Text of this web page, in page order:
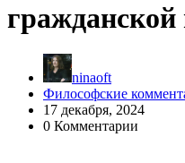
гражданской
ninaoft
Философские
17 декабря, 2024
0 Комментарии